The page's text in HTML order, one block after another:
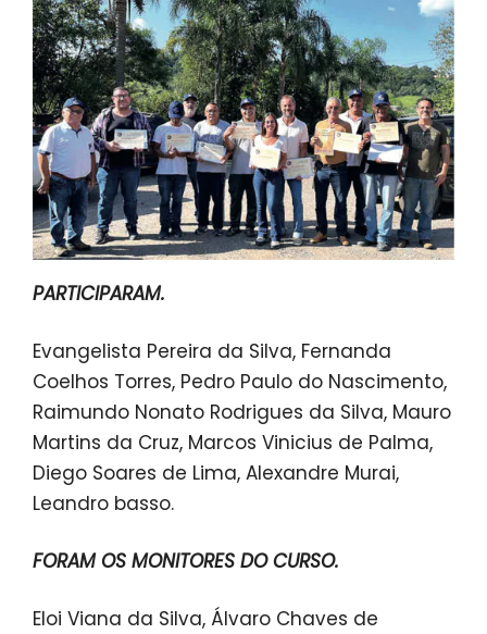
PARTICIPARAM.
Evangelista Pereira da Silva, Fernanda
Coelhos Torres, Pedro Paulo do Nascimento,
Raimundo Nonato Rodrigues da Silva, Mauro
Martins da Cruz, Marcos Vinicius de Palma,
Diego Soares de Lima, Alexandre Murai,
Leandro basso.
FORAM OS MONITORES DO CURSO.
Eloi Viana da Silva, Álvaro Chaves de